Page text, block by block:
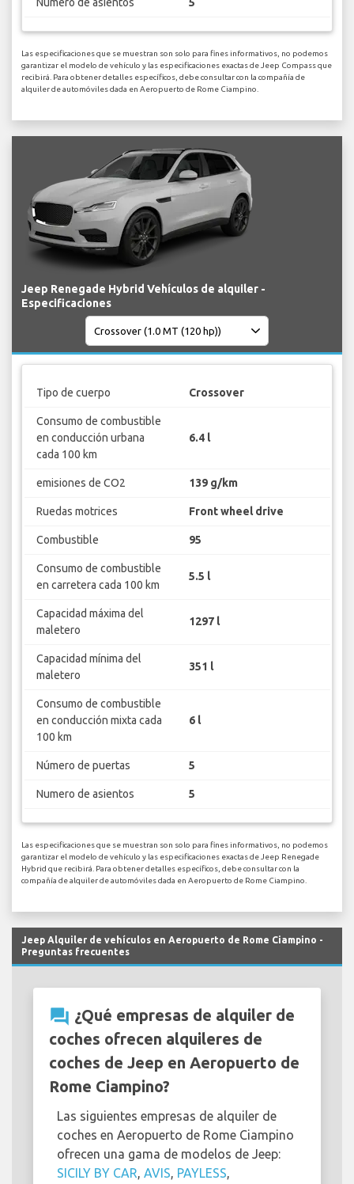
Las especificaciones que se muestran son solo para fines informativos, no podemos
garantizar el modelo de vehículo y las especificaciones exactas de Jeep Compass que
recibirá. Para obtener detalles específicos, debe consultar con la compañía de
alquiler de automóviles dada en Aeropuerto de Rome Ciampino.
Jeep Renegade Hybrid Vehículos de alquiler -
Especificaciones
Tipo de cuerpo Crossover
Consumo de combustible
en conducción urbana
cada 100 km
6.4 l
emisiones de CO2 139 g/km
Ruedas motrices Front wheel drive
Combustible 95
Consumo de combustible
en carretera cada 100 km
5.5 l
Capacidad máxima del
maletero
1297 l
Capacidad mínima del
maletero
351 l
Consumo de combustible
en conducción mixta cada
100 km
6 l
Número de puertas 5
Numero de asientos 5
Las especificaciones que se muestran son solo para fines informativos, no podemos
garantizar el modelo de vehículo y las especificaciones exactas de Jeep Renegade
Hybrid que recibirá. Para obtener detalles específicos, debe consultar con la
compañía de alquiler de automóviles dada en Aeropuerto de Rome Ciampino.
Jeep Alquiler de vehículos en Aeropuerto de Rome Ciampino -
Preguntas frecuentes
question_answer ¿Qué empresas de alquiler de
coches ofrecen alquileres de
coches de Jeep en Aeropuerto de
Rome Ciampino?
Las siguientes empresas de alquiler de
coches en Aeropuerto de Rome Ciampino
ofrecen una gama de modelos de Jeep:
SICILY BY CAR, AVIS, PAYLESS,